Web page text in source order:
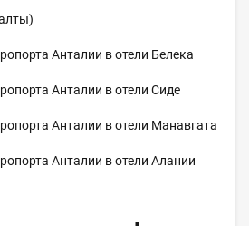
Анталии в отели Белека
Анталии в отели Сиде
Анталии в отели Манавгата
Анталии в отели Алании